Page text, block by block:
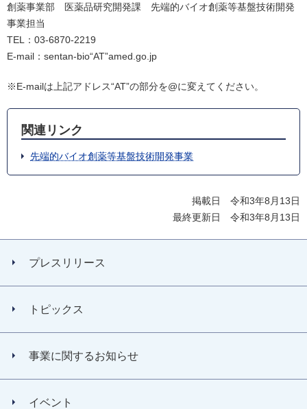
創薬事業部 医薬品研究開発課 先端的バイオ創薬等基盤技術開発
事業担当
TEL：03-6870-2219
E-mail：sentan-bio“AT”amed.go.jp
※E-mailは上記アドレス“AT”の部分を@に変えてください。
関連リンク
先端的バイオ創薬等基盤技術開発事業
掲載日 令和3年8月13日
最終更新日 令和3年8月13日
プレスリリース
トピックス
事業に関するお知らせ
イベント